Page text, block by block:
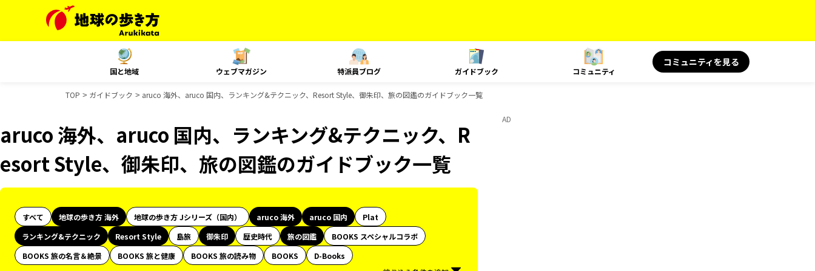
国と地域 ウェブマガジン 特派員ブログ ガイドブック コミュニティ
コミュニティを見る
TOP ガイドブック aruco 海外、aruco 国内、ランキング&テクニック、Resort Style、御朱印、旅の図鑑のガイドブック一覧
aruco 海外、aruco 国内、ランキング&テクニック、R
esort Style、御朱印、旅の図鑑のガイドブック一覧
すべて 地球の歩き方 海外 地球の歩き方 Jシリーズ（国内） aruco 海外 aruco 国内
Plat
ランキング&テクニック
Resort Style 島旅 御朱印 歴史時代 旅の図鑑
BOOKS スペシャルコラボ
BOOKS 旅の名言＆絶景
BOOKS 旅と健康 BOOKS 旅の読み物 BOOKS
D-Books
AD